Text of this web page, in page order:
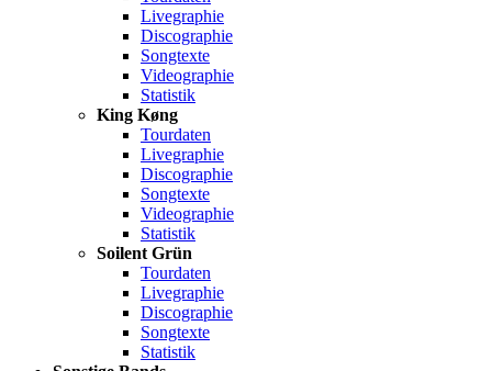
Livegraphie
Discographie
Songtexte
Videographie
Statistik
King Køng
Tourdaten
Livegraphie
Discographie
Songtexte
Videographie
Statistik
Soilent Grün
Tourdaten
Livegraphie
Discographie
Songtexte
Statistik